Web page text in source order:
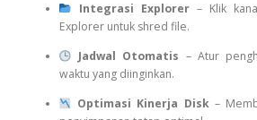
Integrasi Explorer– Klik
Explorer untuk shred file.
Jadwal Otomatis – Atur
waktu yang diinginkan.
Optimasi Kinerja Disk–